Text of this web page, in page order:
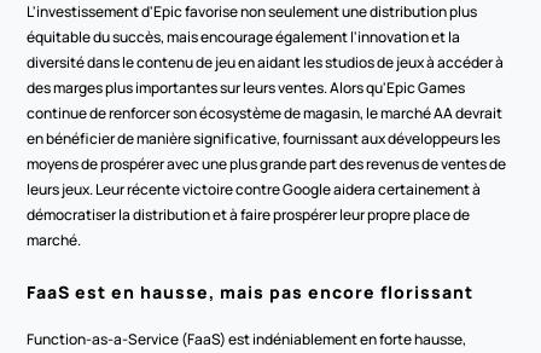
L'investissement d'Epic favorise non seulement une distribution plus
équitable du succès, mais encourage également l'innovation et la
diversité dans le contenu de jeu en aidant les studios de jeux à accéder à
des marges plus importantes sur leurs ventes. Alors qu'Epic Games
continue de renforcer son écosystème de magasin, le marché AA devrait
en bénéficier de manière significative, fournissant aux développeurs les
moyens de prospérer avec une plus grande part des revenus de ventes de
leurs jeux. Leur récente victoire contre Google aidera certainement à
démocratiser la distribution et à faire prospérer leur propre place de
marché.
FaaS est en hausse, mais pas encore florissant
Function-as-a-Service (FaaS) est indéniablement en forte hausse,